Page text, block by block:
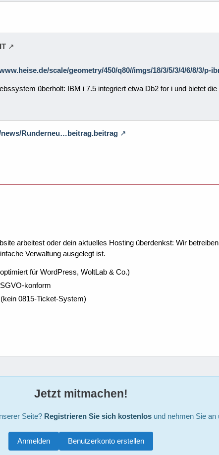
scale/geometry/450/q80//imgs/18/3/5/3/4/6/8/3/p-
überholt: IBM i 7.5 integriert etwa Db2 for i und bietet
Runderneu…beitrag.beitrag
arbeitest oder dein aktuelles Hosting überdenkst: Wir
Verwaltung ausgelegt ist.
für WordPress, WoltLab & Co.)
konform
0815-Ticket-System)
Jetzt mitmachen!
Seite? Registrieren Sie sich kostenlosund nehmen Sie an
Benutzerkonto erstellen
Anmelden